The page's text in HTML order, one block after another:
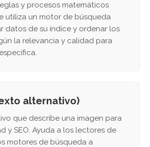
y procesos matemáticos
utiliza un motor de búsqueda
datos de su índice y ordenar los
la relevancia y calidad para
alternativo)
que describe una imagen para
y SEO. Ayuda a los lectores de
motores de búsqueda a